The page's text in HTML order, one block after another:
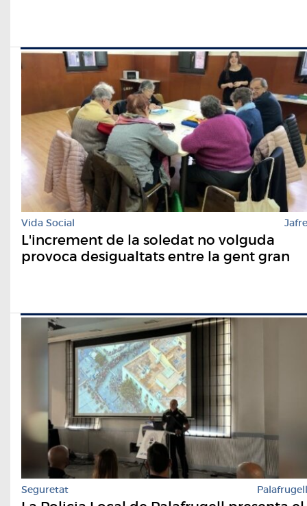
Vida Social Jafre
L'increment de la soledat no volguda
provoca desigualtats entre la gent gran
Seguretat Palafrugell